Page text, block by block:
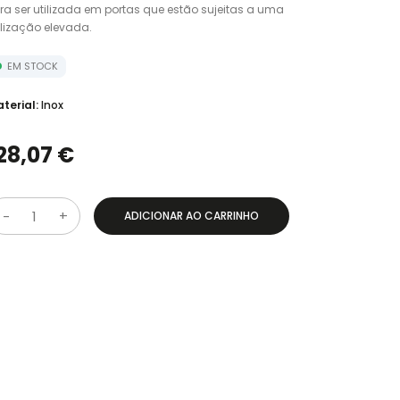
ser utilizada em portas que estão sujeitas a uma
elevada.
EM STOCK
Inox
€
ADICIONAR AO CARRINHO